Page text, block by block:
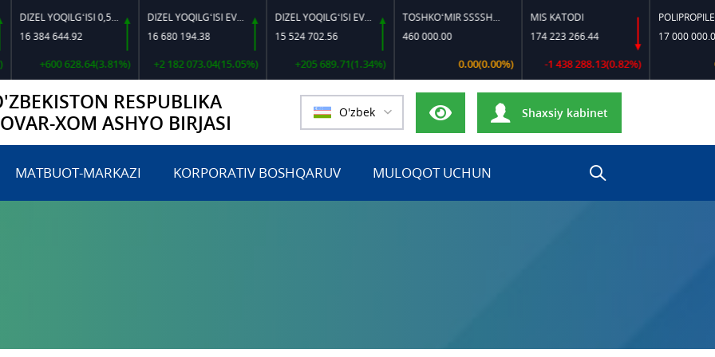
DIZEL YOQILG‘ISI 0,5-40
644.92
+600 628.64(3.81%)
DIZEL YOQILG‘ISI EVRO L-K-4
16 680 194.38
+2 182 073.04(15.05%)
DIZEL YOQILG‘ISI EVRO-L II K-4 SSDF
15 524 702.56
+205 689.71(1.34%)
TOSHKO‘MIR SSSSH-13
460 000.00
0.00(0.00%)
MIS KATODI
174 223 266.44
-1 438 288.13(0.82%)
POLIPROPILEN B-320
17 000 000.00
RESPUBLIKA
XOM ASHYO BIRJASI
O'zbek Shaxsiy kabinet
MATBUOT-MARKAZI KORPORATIV BOSHQARUV MULOQOT UCHUN